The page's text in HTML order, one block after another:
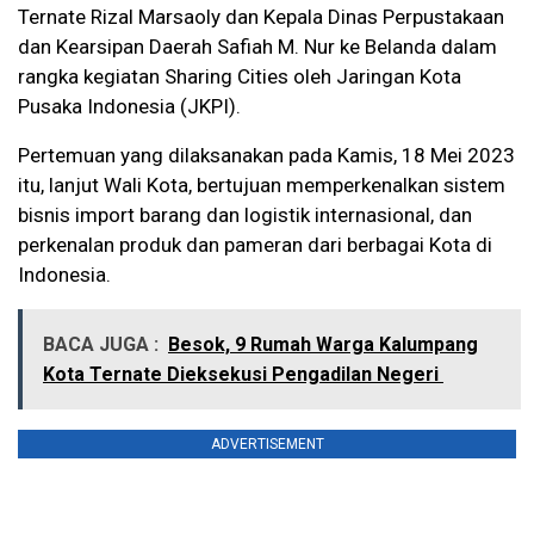
Ternate Rizal Marsaoly dan Kepala Dinas Perpustakaan
dan Kearsipan Daerah Safiah M. Nur ke Belanda dalam
rangka kegiatan Sharing Cities oleh Jaringan Kota
Pusaka Indonesia (JKPI).
Pertemuan yang dilaksanakan pada Kamis, 18 Mei 2023
itu, lanjut Wali Kota, bertujuan memperkenalkan sistem
bisnis import barang dan logistik internasional, dan
perkenalan produk dan pameran dari berbagai Kota di
Indonesia.
BACA JUGA : Besok, 9 Rumah Warga Kalumpang
Kota Ternate Dieksekusi Pengadilan Negeri
ADVERTISEMENT